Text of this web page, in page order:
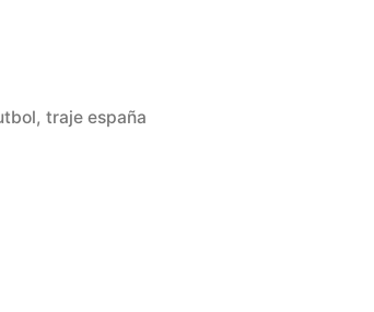
,traje españa